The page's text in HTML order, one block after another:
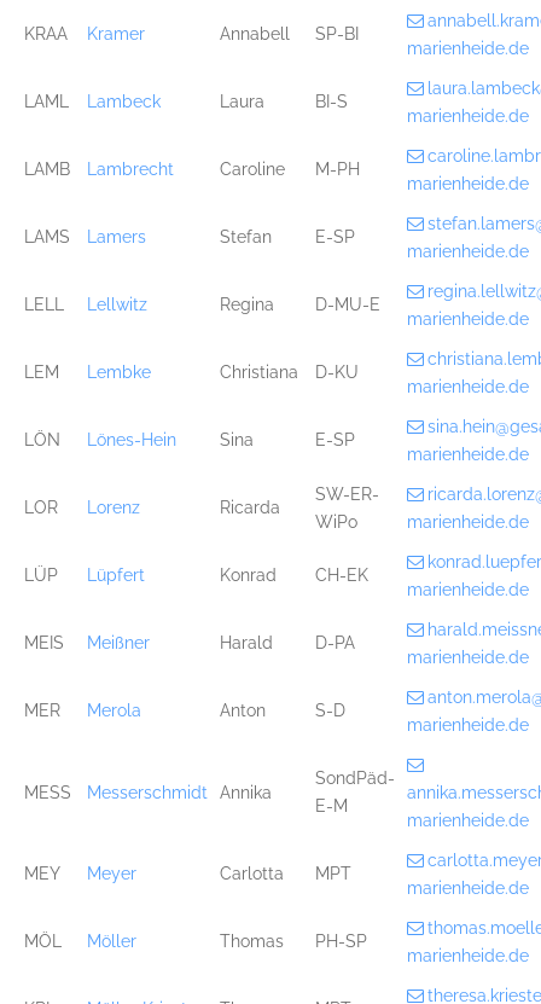
KRAA Kramer Annabell SP-BI
marienheide.de
LAML Lambeck Laura BI-S
marienheide.de
LAMB Lambrecht Caroline M-PH
marienheide.de
LAMS Lamers Stefan E-SP
marienheide.de
LELL Lellwitz Regina D-MU-E
marienheide.de
LEM Lembke Christiana D-KU
marienheide.de
LÖN Lönes-Hein Sina E-SP
marienheide.de
LOR Lorenz Ricarda
SW-ER-
WiPo
marienheide.de
LÜP Lüpfert Konrad CH-EK
marienheide.de
MEIS Meißner Harald D-PA
marienheide.de
MER Merola Anton S-D
marienheide.de
MESS Messerschmidt Annika
SondPäd-
E-M
marienheide.de
MEY Meyer Carlotta MPT
marienheide.de
MÖL Möller Thomas PH-SP
marienheide.de